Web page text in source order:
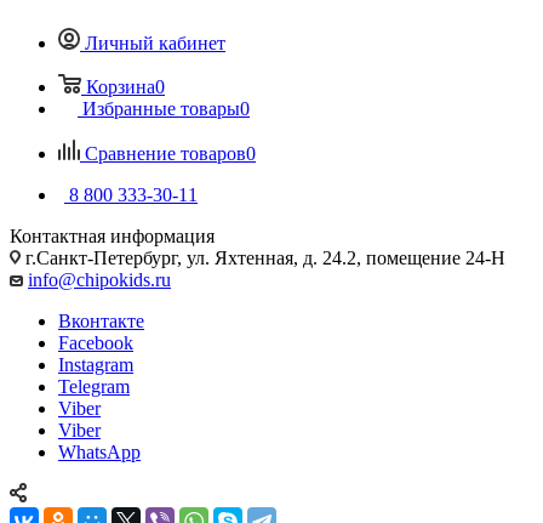
Личный кабинет
Корзина0
Избранные товары0
Сравнение товаров0
8 800 333-30-11
Контактная информация
г.Санкт-Петербург, ул. Яхтенная, д. 24.2, помещение 24-Н
info@chipokids.ru
Вконтакте
Facebook
Instagram
Telegram
Viber
Viber
WhatsApp